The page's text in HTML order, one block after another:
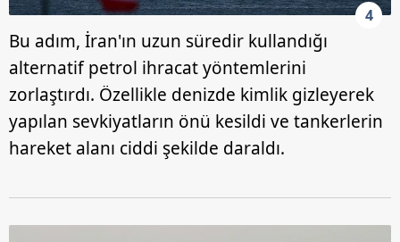
4
Bu adım, İran'ın uzun süredir kullandığı
alternatif petrol ihracat yöntemlerini
zorlaştırdı. Özellikle denizde kimlik gizleyerek
yapılan sevkiyatların önü kesildi ve tankerlerin
hareket alanı ciddi şekilde daraldı.